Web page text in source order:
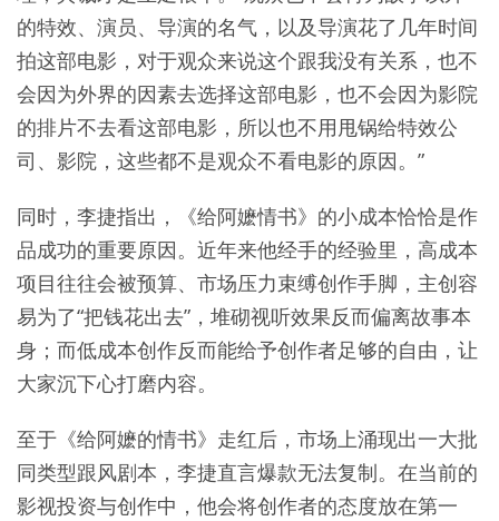
的特效、演员、导演的名气，以及导演花了几年时间
拍这部电影，对于观众来说这个跟我没有关系，也不
会因为外界的因素去选择这部电影，也不会因为影院
的排片不去看这部电影，所以也不用甩锅给特效公
司、影院，这些都不是观众不看电影的原因。”
同时，李捷指出，《给阿嬷情书》的小成本恰恰是作
品成功的重要原因。近年来他经手的经验里，高成本
项目往往会被预算、市场压力束缚创作手脚，主创容
易为了“把钱花出去”，堆砌视听效果反而偏离故事本
身；而低成本创作反而能给予创作者足够的自由，让
大家沉下心打磨内容。
至于《给阿嬷的情书》走红后，市场上涌现出一大批
同类型跟风剧本，李捷直言爆款无法复制。在当前的
影视投资与创作中，他会将创作者的态度放在第一